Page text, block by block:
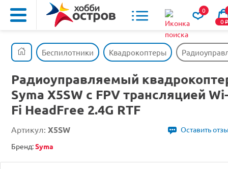
0
0o
Беспилотники Квадрокоптеры
Радиоуправляемый
Syma X5SW с FPV трансляцией
Fi HeadFree 2.4G RTF
Артикул: X5SW
Оставить
Бренд:Syma